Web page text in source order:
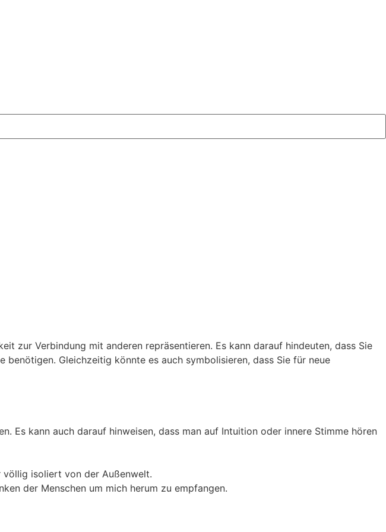
zur Verbindung mit anderen repräsentieren. Es kann darauf hindeuten, dass Sie
Gleichzeitig könnte es auch symbolisieren, dass Sie für neue
Es kann auch darauf hinweisen, dass man auf Intuition oder innere Stimme hören
völlig isoliert von der Außenwelt.
der Menschen um mich herum zu empfangen.